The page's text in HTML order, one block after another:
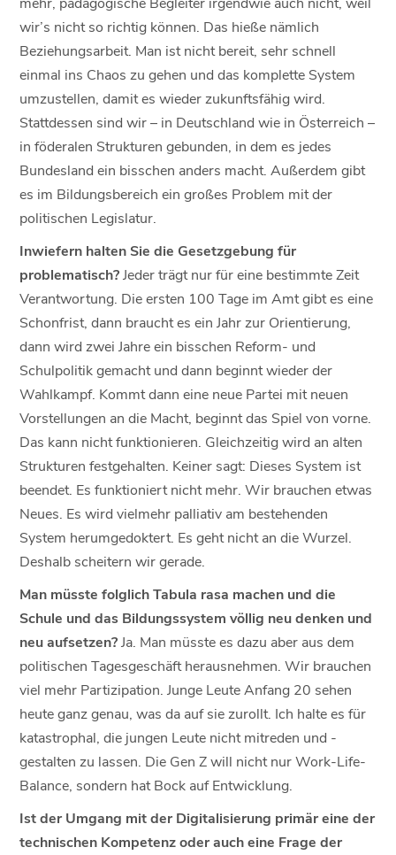
wir’s nicht so richtig können. Das hieße nämlich
Beziehungsarbeit. Man ist nicht bereit, sehr schnell
einmal ins Chaos zu gehen und das komplette System
umzustellen, damit es wieder zukunftsfähig wird.
Stattdessen sind wir – in Deutschland wie in Österreich –
in föderalen Strukturen gebunden, in dem es jedes
Bundesland ein bisschen anders macht. Außerdem gibt
es im Bildungsbereich ein großes Problem mit der
politischen Legislatur.
Inwiefern halten Sie die Gesetzgebung für
problematisch? Jeder trägt nur für eine bestimmte Zeit
Verantwortung. Die ersten 100 Tage im Amt gibt es eine
Schonfrist, dann braucht es ein Jahr zur Orientierung,
dann wird zwei Jahre ein bisschen Reform- und
Schulpolitik gemacht und dann beginnt wieder der
Wahlkampf. Kommt dann eine neue Partei mit neuen
Vorstellungen an die Macht, beginnt das Spiel von vorne.
Das kann nicht funktionieren. Gleichzeitig wird an alten
Strukturen festgehalten. Keiner sagt: Dieses System ist
beendet. Es funktioniert nicht mehr. Wir brauchen etwas
Neues. Es wird vielmehr palliativ am bestehenden
System herumgedoktert. Es geht nicht an die Wurzel.
Deshalb scheitern wir gerade.
Man müsste folglich Tabula rasa machen und die
Schule und das Bildungssystem völlig neu denken und
neu aufsetzen? Ja. Man müsste es dazu aber aus dem
politischen Tagesgeschäft herausnehmen. Wir brauchen
viel mehr Partizipation. Junge Leute Anfang 20 sehen
heute ganz genau, was da auf sie zurollt. Ich halte es für
katastrophal, die jungen Leute nicht mitreden und -
gestalten zu lassen. Die Gen Z will nicht nur Work-Life-
Balance, sondern hat Bock auf Entwicklung.
Ist der Umgang mit der Digitalisierung primär eine der
technischen Kompetenz oder auch eine Frage der